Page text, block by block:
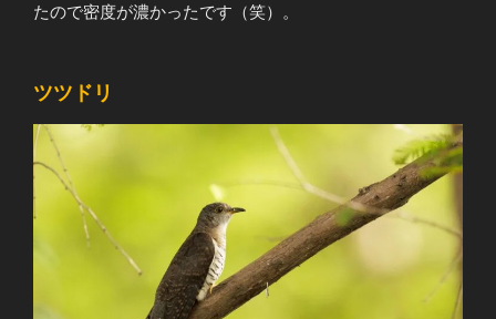
たので密度が濃かったです（笑）。
ツツドリ